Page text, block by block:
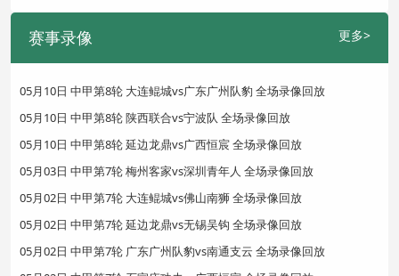
赛事录像 更多>
05月10日 中甲第8轮 大连鲲城vs广东广州队豹 全场录像回放
05月10日 中甲第8轮 陕西联合vs宁波队 全场录像回放
05月10日 中甲第8轮 延边龙鼎vs广西恒宸 全场录像回放
05月03日 中甲第7轮 梅州客家vs深圳青年人 全场录像回放
05月02日 中甲第7轮 大连鲲城vs佛山南狮 全场录像回放
05月02日 中甲第7轮 延边龙鼎vs无锡吴钩 全场录像回放
05月02日 中甲第7轮 广东广州队豹vs南通支云 全场录像回放